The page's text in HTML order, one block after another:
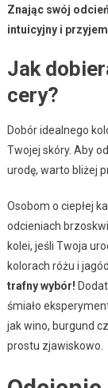
Znając swój
intuicyjny i
Jak
cery?
Dobór idealnego
Twojej skóry. Aby
urodę, warto bliżej
Osobom o ciepłej
odcieniach
kolei, jeśli Twoja
kolorach różu i jagód.
trafny wybór!
śmiało
jak wino, burgund
prostu zjawiskowo.